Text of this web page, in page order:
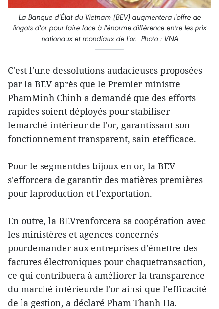
La Banque d'État du Vietnam (BEV) augmentera l'offre de
lingots d'or pour faire face à l'énorme différence entre les prix
nationaux et mondiaux de l'or. Photo : VNA
C'est l'une dessolutions audacieuses proposées
par la BEV après que le Premier ministre
PhamMinh Chinh a demandé que des efforts
rapides soient déployés pour stabiliser
lemarché intérieur de l'or, garantissant son
fonctionnement transparent, sain etefficace.
Pour le segmentdes bijoux en or, la BEV
s'efforcera de garantir des matières premières
pour laproduction et l'exportation.
En outre, la BEVrenforcera sa coopération avec
les ministères et agences concernés
pourdemander aux entreprises d'émettre des
factures électroniques pour chaquetransaction,
ce qui contribuera à améliorer la transparence
du marché intérieurde l'or ainsi que l'efficacité
de la gestion, a déclaré Pham Thanh Ha.